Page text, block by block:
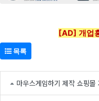
[AD] 개업
목록
마우스게임하기 제작 쇼핑몰